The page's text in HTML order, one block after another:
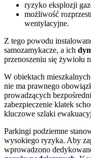
ryzyko eksplozji
możliwość
wentylacyjne.
Z tego powodu
samozamykacze, a ich
przenoszeniu się żywiołu
W obiektach
nie ma prawnego
prowadzących
zabezpieczenie klatek
kluczowe szlaki
Parkingi podziemne
wysokiego ryzyka. Aby
wprowadzono